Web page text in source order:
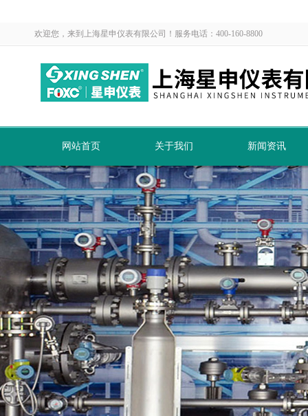
欢迎您，来到上海星申仪表有限公司！服务电话：400-160-8800
网站首页 关于我们 新闻资讯